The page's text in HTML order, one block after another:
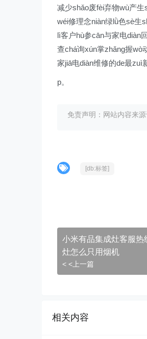
减少shǎo废fèi弃物wù产
wéi修理念niàn绿lǜ色sè生
lì客户hù参cān与家电diàn
查chá询xún掌zhǎng握wò
家jiā电diàn维修的de最zuì
p。
免责声明：网站内容来
[db:标签]
小米有品集成灶客服
灶怎么只用烟机
< <上一篇
相关内容